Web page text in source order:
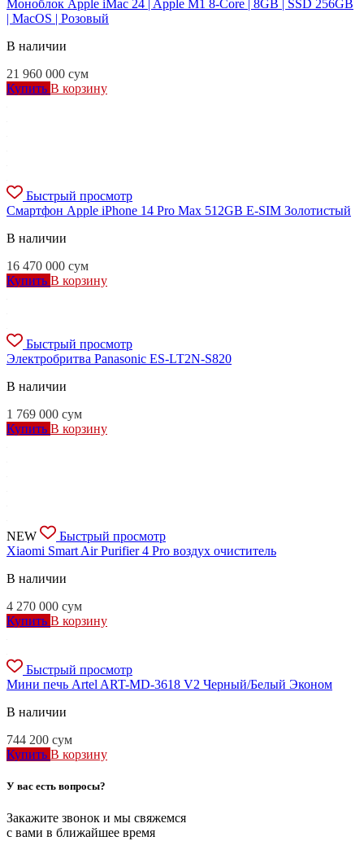
Моноблок Apple iMac 24 | Apple M1 8-Core | 8GB | SSD 256GB
| MacOS | Розовый
В наличии
21 960 000 сум
Купить В корзину
Быстрый просмотр
Смартфон Apple iPhone 14 Pro Max 512GB E-SIM Золотистый
В наличии
16 470 000 сум
Купить В корзину
Быстрый просмотр
Электробритва Panasonic ES-LT2N-S820
В наличии
1 769 000 сум
Купить В корзину
NEW
Быстрый просмотр
Xiaomi Smart Air Purifier 4 Pro воздух очиститель
В наличии
4 270 000 сум
Купить В корзину
Быстрый просмотр
Мини печь Artel ART-MD-3618 V2 Черный/Белый Эконом
В наличии
744 200 сум
Купить В корзину
У вас есть вопросы?
Закажите звонок и мы свяжемся
с вами в ближайшее время